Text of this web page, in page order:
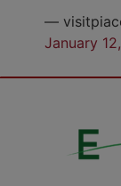
—
January